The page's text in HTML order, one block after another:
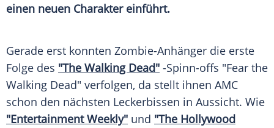
einen neuen Charakter einführt.
Gerade erst konnten Zombie-Anhänger die erste
Folge des "The Walking Dead" -Spinn-offs "Fear the
Walking Dead" verfolgen, da stellt ihnen AMC
schon den nächsten Leckerbissen in Aussicht. Wie
"Entertainment Weekly" und "The Hollywood